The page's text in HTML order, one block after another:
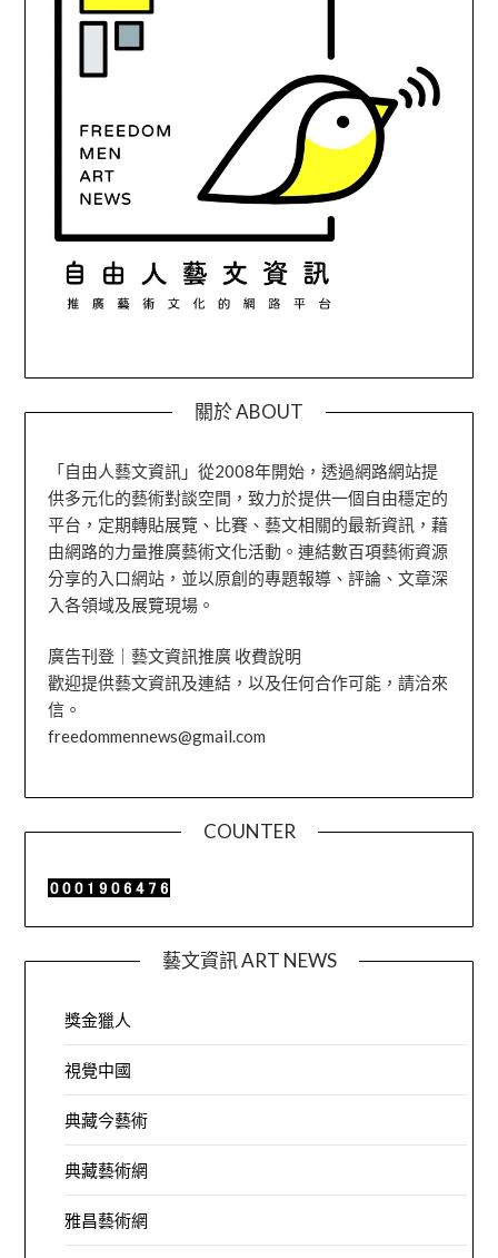
關於 ABOUT
「自由人藝文資訊」從2008年開始，透過網路網站提
供多元化的藝術對談空間，致力於提供一個自由穩定的
平台，定期轉貼展覽、比賽、藝文相關的最新資訊，藉
由網路的力量推廣藝術文化活動。連結數百項藝術資源
分享的入口網站，並以原創的專題報導、評論、文章深
入各領域及展覽現場。
廣告刊登｜藝文資訊推廣 收費說明
歡迎提供藝文資訊及連結，以及任何合作可能，請洽來
信。
freedommennews@gmail.com
COUNTER
藝文資訊 ART NEWS
獎金獵人
視覺中國
典藏今藝術
典藏藝術網
雅昌藝術網